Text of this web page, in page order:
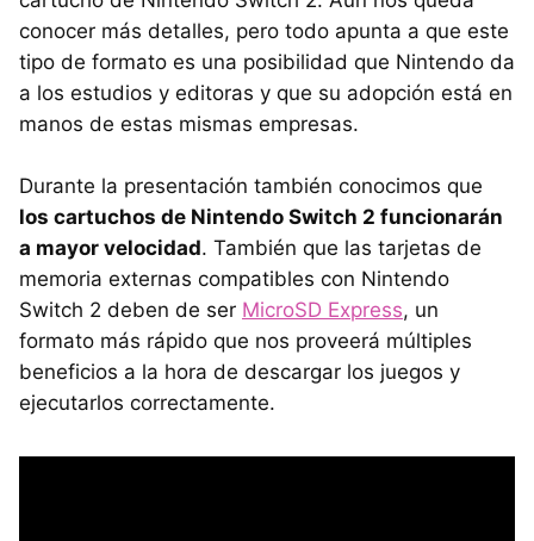
conocer más detalles, pero todo apunta a que este
tipo de formato es una posibilidad que Nintendo da
a los estudios y editoras y que su adopción está en
manos de estas mismas empresas.
Durante la presentación también conocimos que
los cartuchos de Nintendo Switch 2 funcionarán
a mayor velocidad. También que las tarjetas de
memoria externas compatibles con Nintendo
Switch 2 deben de ser MicroSD Express, un
formato más rápido que nos proveerá múltiples
beneficios a la hora de descargar los juegos y
ejecutarlos correctamente.